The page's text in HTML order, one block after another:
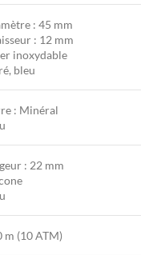
: 45 mm
: 12 mm
inoxydable
bleu
: Minéral
: 22 mm
m (10 ATM)